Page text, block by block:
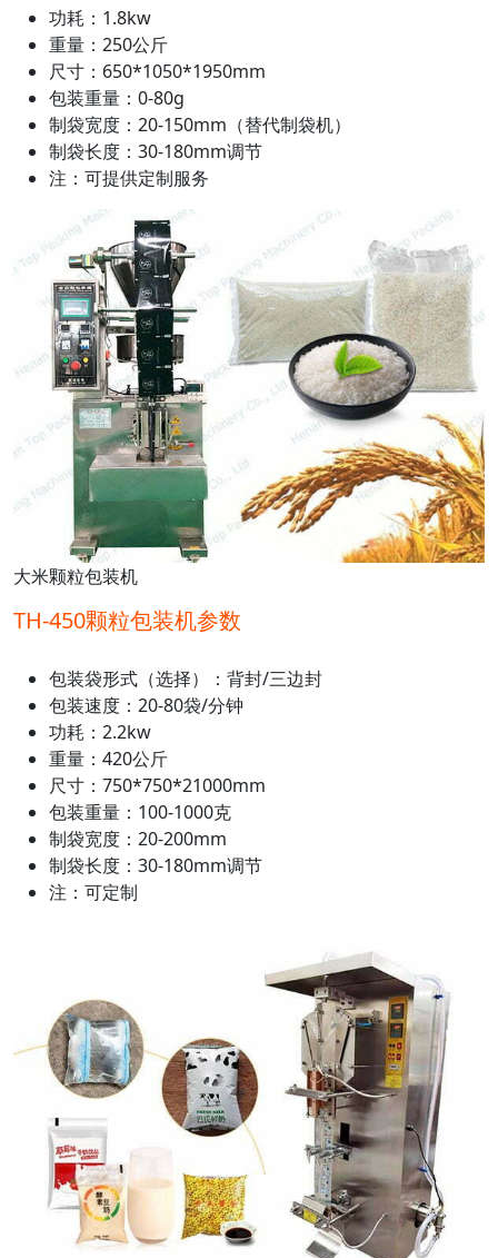
功耗：1.8kw
重量：250公斤
尺寸：650*1050*1950mm
包装重量：0-80g
制袋宽度：20-150mm（替代制袋机）
制袋长度：30-180mm调节
注：可提供定制服务
大米颗粒包装机
TH-450颗粒包装机参数
包装袋形式（选择）：背封/三边封
包装速度：20-80袋/分钟
功耗：2.2kw
重量：420公斤
尺寸：750*750*21000mm
包装重量：100-1000克
制袋宽度：20-200mm
制袋长度：30-180mm调节
注：可定制